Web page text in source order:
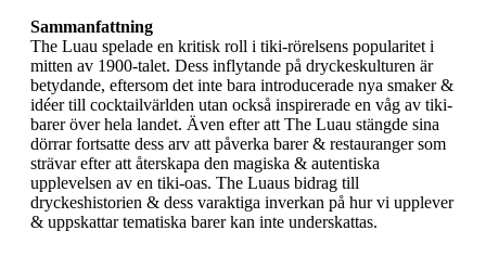
Sammanfattning
The Luau spelade en kritisk roll i tiki-rörelsens popularitet i
mitten av 1900-talet. Dess inflytande på dryckeskulturen är
betydande, eftersom det inte bara introducerade nya smaker &
idéer till cocktailvärlden utan också inspirerade en våg av tiki-
barer över hela landet. Även efter att The Luau stängde sina
dörrar fortsatte dess arv att påverka barer & restauranger som
strävar efter att återskapa den magiska & autentiska
upplevelsen av en tiki-oas. The Luaus bidrag till
dryckeshistorien & dess varaktiga inverkan på hur vi upplever
& uppskattar tematiska barer kan inte underskattas.